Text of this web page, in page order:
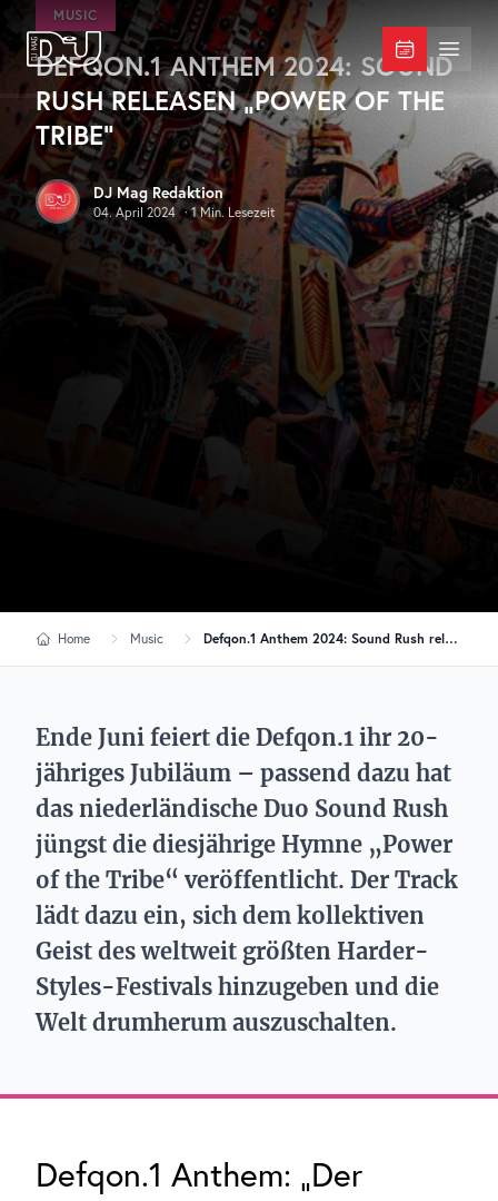
Zum Hauptinhalt springen
DJ Mag Germany Menü
MUSIC
DEFQON.1 ANTHEM 2024: SOUND
RUSH RELEASEN „POWER OF THE
TRIBE“
DJ Mag Redaktion
04. April 2024 ·1Min. Lesezeit
Home Music Defqon.1 Anthem 2024: Sound Rush releasen „Power of the Tribe“
Ende Juni feiert die Defqon.1 ihr 20-
jähriges Jubiläum – passend dazu hat
das niederländische Duo Sound Rush
jüngst die diesjährige Hymne „Power
of the Tribe“ veröffentlicht. Der Track
lädt dazu ein, sich dem kollektiven
Geist des weltweit größten Harder-
Styles-Festivals hinzugeben und die
Welt drumherum auszuschalten.
Defqon.1 Anthem: „Der